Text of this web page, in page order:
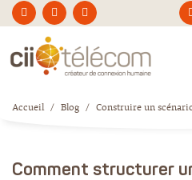
Accueil / Blog / Construire un
Comment structurer